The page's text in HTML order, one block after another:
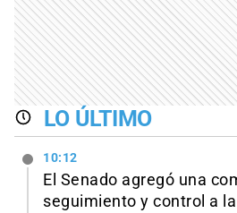
LO ÚLTIMO
10:12
El Senado agregó una
seguimiento y control a